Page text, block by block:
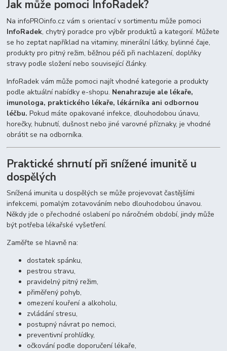
Jak může pomoci InfoRadek?
Na infoPROinfo.cz vám s orientací v sortimentu může pomoci
InfoRadek, chytrý poradce pro výběr produktů a kategorií. Můžete
se ho zeptat například na vitaminy, minerální látky, bylinné čaje,
produkty pro pitný režim, běžnou péči při nachlazení, doplňky
stravy podle složení nebo související články.
InfoRadek vám může pomoci najít vhodné kategorie a produkty
podle aktuální nabídky e-shopu. Nenahrazuje ale lékaře,
imunologa, praktického lékaře, lékárníka ani odbornou
léčbu. Pokud máte opakované infekce, dlouhodobou únavu,
horečky, hubnutí, dušnost nebo jiné varovné příznaky, je vhodné
obrátit se na odborníka.
Praktické shrnutí při snížené imunitě u
dospělých
Snížená imunita u dospělých se může projevovat častějšími
infekcemi, pomalým zotavováním nebo dlouhodobou únavou.
Někdy jde o přechodné oslabení po náročném období, jindy může
být potřeba lékařské vyšetření.
Zaměřte se hlavně na:
dostatek spánku,
pestrou stravu,
pravidelný pitný režim,
přiměřený pohyb,
omezení kouření a alkoholu,
zvládání stresu,
postupný návrat po nemoci,
preventivní prohlídky,
očkování podle doporučení lékaře,